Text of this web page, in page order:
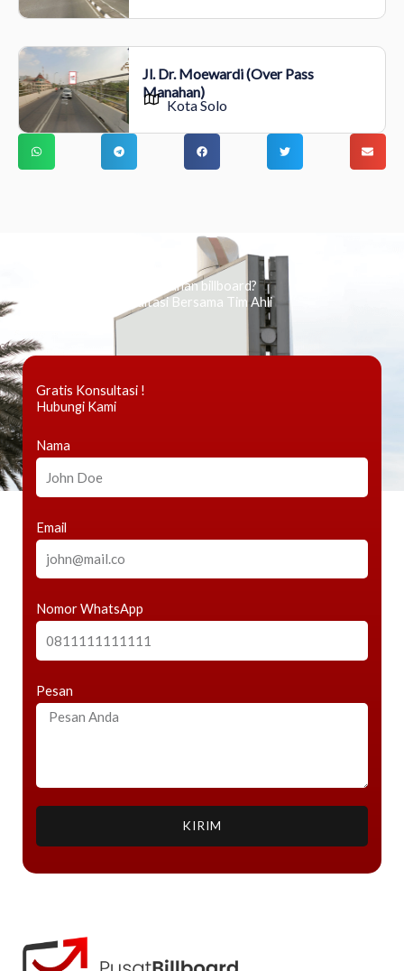
Jl. Dr. Moewardi (Over Pass
Manahan)
Kota Solo
Ingin tahu tentang periklanan billboard?
Kami Berikan Konsultasi Bersama Tim Ahli
Gratis Konsultasi !
Hubungi Kami
Nama
Email
Nomor WhatsApp
Pesan
KIRIM